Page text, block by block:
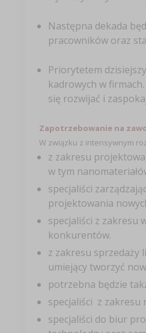
Następna dekada
pracowników oraz
Priorytetem
kadrowych w
się rozwijać i
Zapotrzebowanie na
W związku z intensywnym
z zakresu
w tym
specjaliści
projektowania
specjaliści z zakresu
konkurentów.
z zakresu sprzedaży
umiejący tworzyć
potrzebna będzie
specjaliści z zakresu
specjaliści do biur